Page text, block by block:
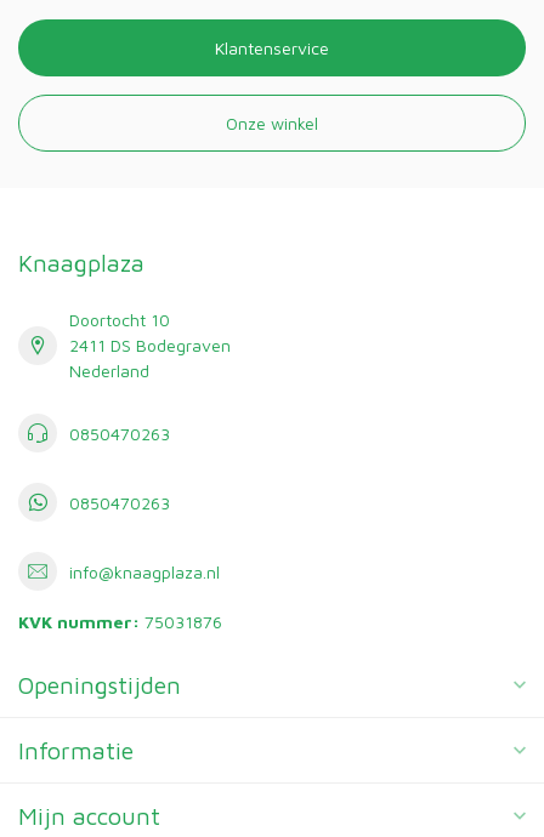
Klantenservice
Onze winkel
Knaagplaza
Doortocht 10
2411 DS Bodegraven
Nederland
0850470263
0850470263
info@knaagplaza.nl
KVK nummer: 75031876
Openingstijden
Informatie
Mijn account